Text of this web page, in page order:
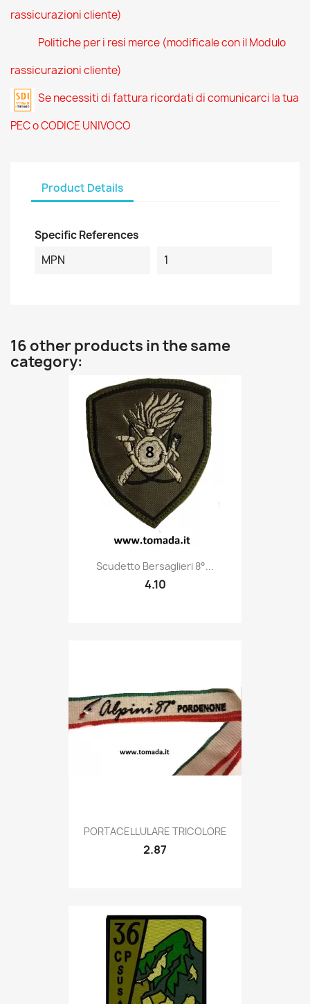
rassicurazioni cliente)
Politiche per i resi merce (modificale con il Modulo
rassicurazioni cliente)
Se necessiti di fattura ricordati di comunicarci la tua
PEC o CODICE UNIVOCO
Product Details
Specific References
MPN
1
16 other products in the same
category:
Quick view
Scudetto Bersaglieri 8°...
4.10
 Quick view
PORTACELLULARE TRICOLORE
2.87